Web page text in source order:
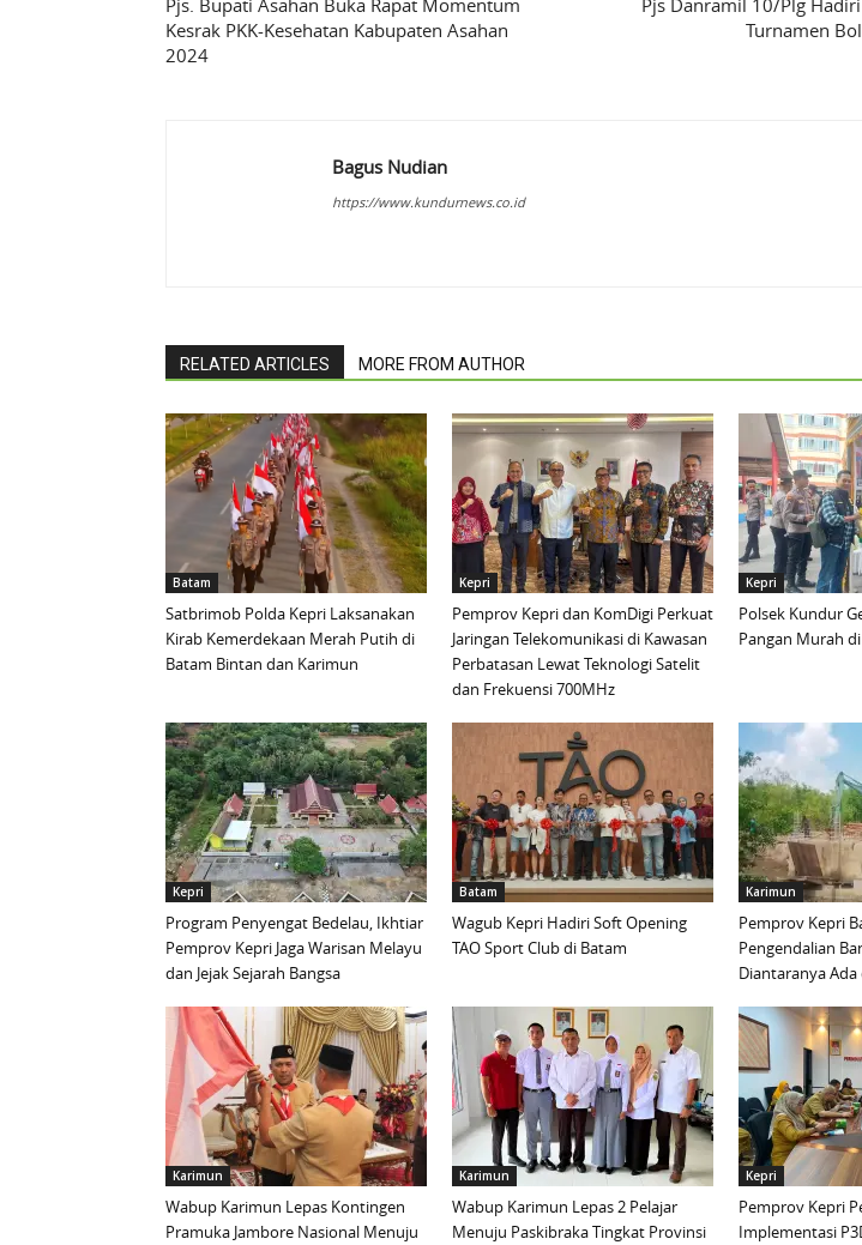
Pjs. Bupati Asahan Buka Rapat Momentum
Kesrak PKK-Kesehatan Kabupaten Asahan
2024
Pjs Danramil 10/Plg
Turnamen
Bagus Nudian
https://www.kundurnews.co.id
RELATED ARTICLES MORE FROM AUTHOR
Batam
Satbrimob Polda Kepri Laksanakan
Kirab Kemerdekaan Merah Putih di
Batam Bintan dan Karimun
Kepri
Pemprov Kepri dan KomDigi Perkuat
Jaringan Telekomunikasi di Kawasan
Perbatasan Lewat Teknologi Satelit
dan Frekuensi 700MHz
Kepri
Polsek Kundur
Pangan Murah
Kepri
Program Penyengat Bedelau, Ikhtiar
Pemprov Kepri Jaga Warisan Melayu
dan Jejak Sejarah Bangsa
Batam
Wagub Kepri Hadiri Soft Opening
TAO Sport Club di Batam
Karimun
Pemprov Kepri
Pengendalian
Diantaranya
Karimun
Wabup Karimun Lepas Kontingen
Pramuka Jambore Nasional Menuju
Karimun
Wabup Karimun Lepas 2 Pelajar
Menuju Paskibraka Tingkat Provinsi
Kepri
Pemprov Kepri
Implementasi